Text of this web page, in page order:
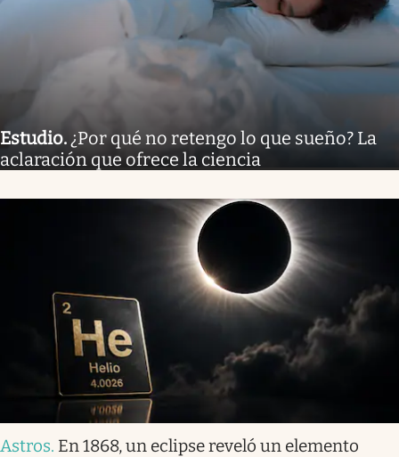
Estudio. ¿Por qué no retengo lo que sueño? La
aclaración que ofrece la ciencia
Astros. En 1868, un eclipse reveló un elemento